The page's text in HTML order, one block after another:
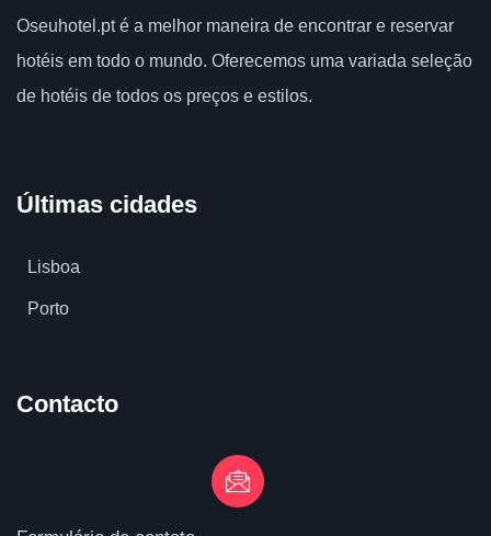
Oseuhotel.pt é a melhor maneira de encontrar e reservar
hotéis em todo o mundo. Oferecemos uma variada seleção
de hotéis de todos os preços e estilos.
Últimas cidades
Lisboa
Porto
Contacto